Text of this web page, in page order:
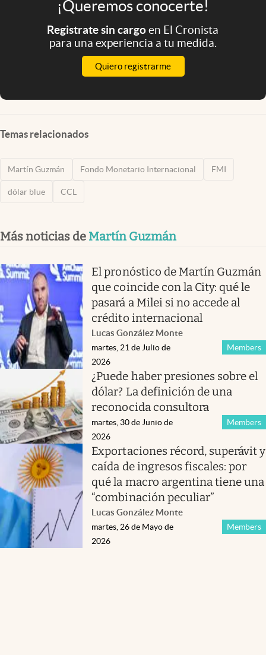
¡Queremos conocerte!
Registrate sin cargoen El Cronista
para una experiencia a tu medida.
Quiero registrarme
Temas relacionados
Martín Guzmán Fondo Monetario Internacional FMI
dólar blue CCL
Más noticias de Martín Guzmán
El pronóstico de Martín Guzmán
que coincide con la City: qué le
pasará a Milei si no accede al
crédito internacional
Lucas González Monte
Members
martes, 21 de Julio de
2026
¿Puede haber presiones sobre el
dólar? La definición de una
reconocida consultora
Members
martes, 30 de Junio de
2026
Exportaciones récord, superávit y
caída de ingresos fiscales: por
qué la macro argentina tiene una
“combinación peculiar”
Lucas González Monte
Members
martes, 26 de Mayo de
2026